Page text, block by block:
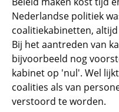
Nederlandse politiek
coalitiekabinetten,
Bij het aantreden van
bijvoorbeeld nog
kabinet op 'nul'. Wel
coalities als van
verstoord te worden.